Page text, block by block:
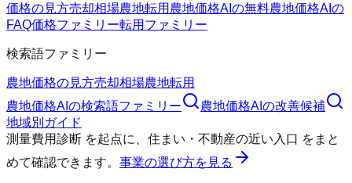
価格の見方売却相場農地転用 農地価格AIの無料農地価格AIの
FAQ価格ファミリー転用ファミリー
検索語ファミリー
農地価格の見方売却相場農地転用
農地価格AI の検索語ファミリー 農地価格AI の改善候補
地域別ガイド
測量費用診断 を起点に、 住まい・不動産の近い入口 をまと
めて確認できます。 事業の選び方を見る